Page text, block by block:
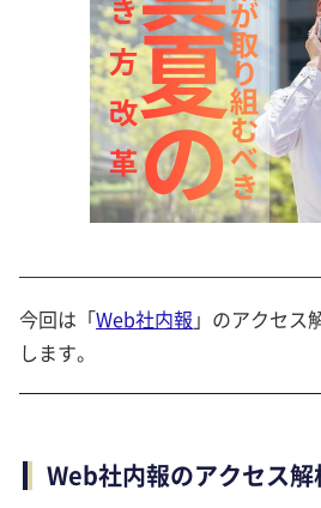
今回は「Web社内報 」のアクセス
します。
Web社内報のアクセス解